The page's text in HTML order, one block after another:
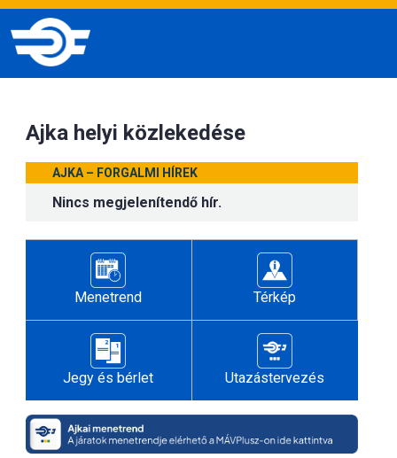
Ajka helyi közlekedése
AJKA – FORGALMI HÍREK
Nincs megjelenítendő hír.
Menetrend Térkép
Jegy és bérlet Utazástervezés